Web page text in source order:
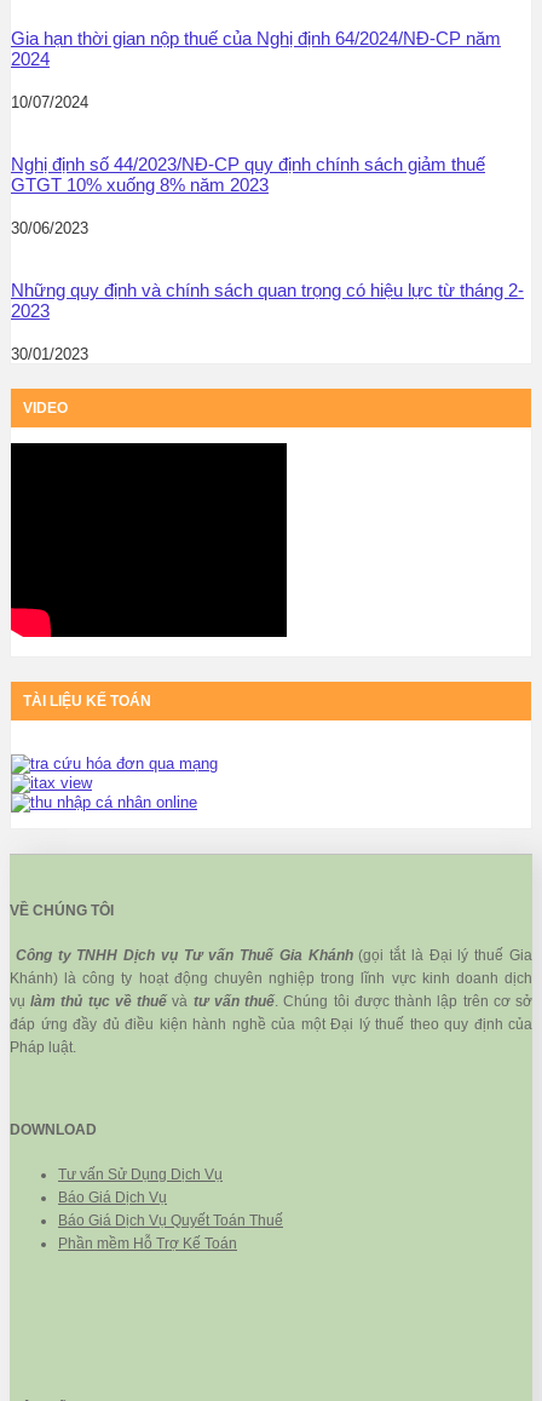
Gia hạn thời gian nộp thuế của Nghị định 64/2024/NĐ-CP năm
2024
10/07/2024
Nghị định số 44/2023/NĐ-CP quy định chính sách giảm thuế
GTGT 10% xuống 8% năm 2023
30/06/2023
Những quy định và chính sách quan trọng có hiệu lực từ tháng 2-
2023
30/01/2023
VIDEO
TÀI LIỆU KẾ TOÁN
VỀ CHÚNG TÔI
Công ty TNHH Dịch vụ Tư vấn Thuế Gia Khánh(gọi tắt là Đại lý thuế Gia
Khánh) là công ty hoạt động chuyên nghiệp trong lĩnh vực kinh doanh dịch
vụlàm thủ tục về thuế và tư vấn thuế . Chúng tôi được thành lập trên cơ sở
đáp ứng đầy đủ điều kiện hành nghề của một Đại lý thuế theo quy định của
Pháp luật.
DOWNLOAD
Tư vấn Sử Dụng Dịch Vụ
Báo Giá Dịch Vụ
Báo Giá Dịch Vụ Quyết Toán Thuế
Phần mềm Hỗ Trợ Kế Toán